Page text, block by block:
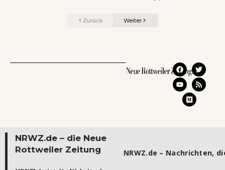
Zurück Weiter
NRWZ.de – die Neue
Rottweiler Zeitung
NRWZ.de – Nachrichten,